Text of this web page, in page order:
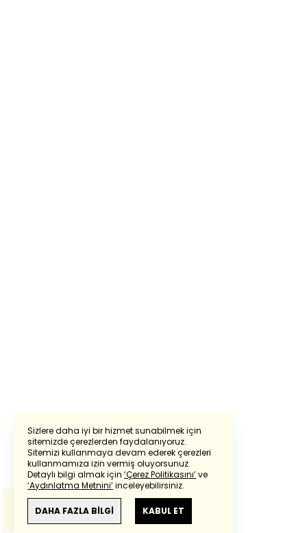
Sizlere daha iyi bir hizmet sunabilmek için
sitemizde çerezlerden faydalanıyoruz.
Sitemizi kullanmaya devam ederek çerezleri
kullanmamıza izin vermiş oluyorsunuz.
Detaylı bilgi almak için ‘Çerez Politikasını’ve
‘Aydınlatma Metnini’inceleyebilirsiniz.
DAHA FAZLA BİLGİ KABUL ET
Powered by Translate
Bu çevirideGoogle Transletekullanılmıştır.
Anlam ve çeviri hatalarından
haberturk.com
sorumlu değildir.